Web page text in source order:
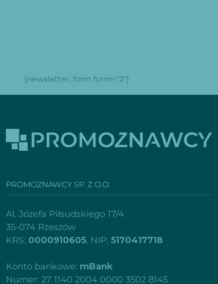
[newsletter_form form="2"]
PROMOZNAWCY SP. Z O.O.
Al. Józefa Piłsudskiego 17/4
35-074 Rzeszów
KRS: 0000910605, NIP: 5170417718
Konto bankowe: mBank
Numer: 27 1140 2004 0000 3502 8145